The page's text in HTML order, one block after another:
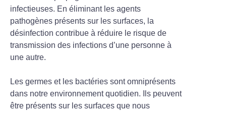
infectieuses. En éliminant les agents
pathogènes présents sur les surfaces, la
désinfection contribue à réduire le risque de
transmission des infections d’une personne à
une autre.
Les germes et les bactéries sont omniprésents
dans notre environnement quotidien. Ils peuvent
être présents sur les surfaces que nous